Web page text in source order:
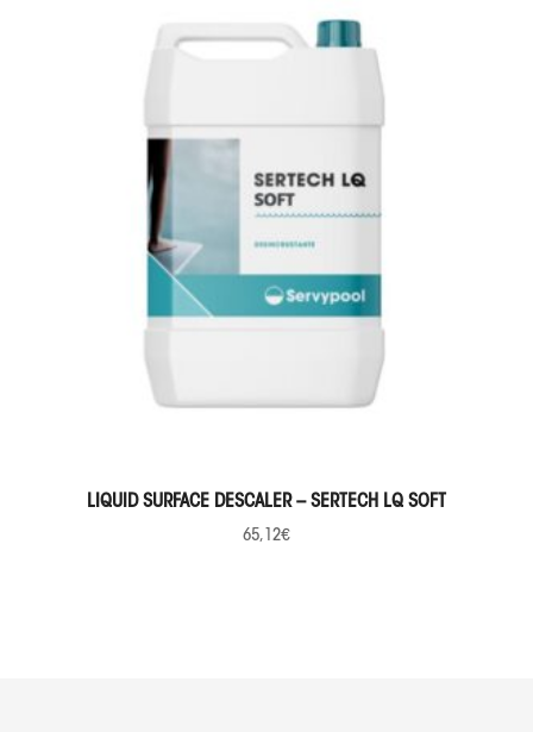
SELECCIONAR OPCIONES
LIQUID SURFACE DESCALER – SERTECH LQ SOFT
65,12€